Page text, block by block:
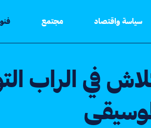
سياسة واقتصاد مجتمع
في الراب